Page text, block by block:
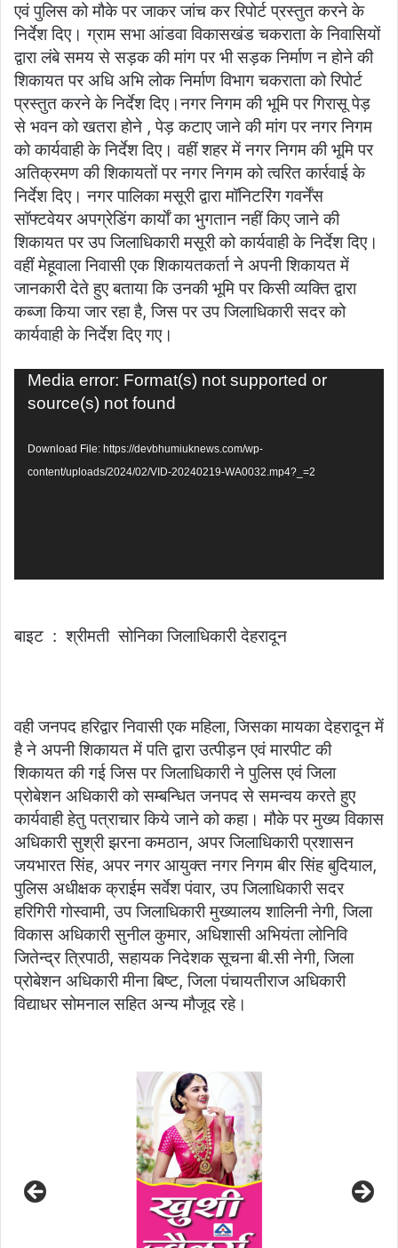
एवं पुलिस को मौके पर जाकर जांच कर रिपोर्ट प्रस्तुत करने के
निर्देश दिए। ग्राम सभा आंडवा विकासखंड चकराता के निवासियों
द्वारा लंबे समय से सड़क की मांग पर भी सड़क निर्माण न होने की
शिकायत पर अधि अभि लोक निर्माण विभाग चकराता को रिपोर्ट
प्रस्तुत करने के निर्देश दिए।नगर निगम की भूमि पर गिरासू पेड़
से भवन को खतरा होने , पेड़ कटाए जाने की मांग पर नगर निगम
को कार्यवाही के निर्देश दिए। वहीं शहर में नगर निगम की भूमि पर
अतिक्रमण की शिकायतों पर नगर निगम को त्वरित कार्रवाई के
निर्देश दिए। नगर पालिका मसूरी द्वारा मॉनिटरिंग गवर्नेंस
सॉफ्टवेयर अपग्रेडिंग कार्याें का भुगतान नहीं किए जाने की
शिकायत पर उप जिलाधिकारी मसूरी को कार्यवाही के निर्देश दिए।
वहीं मेहूवाला निवासी एक शिकायतकर्ता ने अपनी शिकायत में
जानकारी देते हुए बताया कि उनकी भूमि पर किसी व्यक्ति द्वारा
कब्जा किया जार रहा है, जिस पर उप जिलाधिकारी सदर को
कार्यवाही के निर्देश दिए गए।
Video
Player
Media error: Format(s) not supported or
source(s) not found
Download File: https://devbhumiuknews.com/wp-
content/uploads/2024/02/VID-20240219-WA0032.mp4?_=2
बाइट : श्रीमती सोनिका जिलाधिकारी देहरादून
वही जनपद हरिद्वार निवासी एक महिला, जिसका मायका देहरादून में
है ने अपनी शिकायत में पति द्वारा उत्पीड़न एवं मारपीट की
शिकायत की गई जिस पर जिलाधिकारी ने पुलिस एवं जिला
प्रोबेशन अधिकारी को सम्बन्धित जनपद से समन्वय करते हुए
कार्यवाही हेतु पत्राचार किये जाने को कहा। मौके पर मुख्य विकास
अधिकारी सुश्री झरना कमठान, अपर जिलाधिकारी प्रशासन
जयभारत सिंह, अपर नगर आयुक्त नगर निगम बीर सिंह बुदियाल,
पुलिस अधीक्षक क्राईम सर्वेश पंवार, उप जिलाधिकारी सदर
हरिगिरी गोस्वामी, उप जिलाधिकारी मुख्यालय शालिनी नेगी, जिला
विकास अधिकारी सुनील कुमार, अधिशासी अभियंता लोनिवि
जितेन्द्र त्रिपाठी, सहायक निदेशक सूचना बी.सी नेगी, जिला
प्रोबेशन अधिकारी मीना बिष्ट, जिला पंचायतीराज अधिकारी
विद्याधर सोमनाल सहित अन्य मौजूद रहे।